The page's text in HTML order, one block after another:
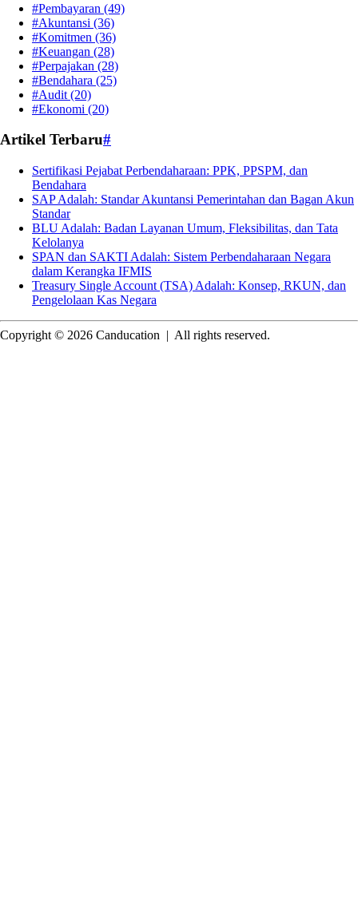
#Pembayaran (49)
#Akuntansi (36)
#Komitmen (36)
#Keuangan (28)
#Perpajakan (28)
#Bendahara (25)
#Audit (20)
#Ekonomi (20)
Artikel Terbaru#
Sertifikasi Pejabat Perbendaharaan: PPK, PPSPM, dan
Bendahara
SAP Adalah: Standar Akuntansi Pemerintahan dan Bagan Akun
Standar
BLU Adalah: Badan Layanan Umum, Fleksibilitas, dan Tata
Kelolanya
SPAN dan SAKTI Adalah: Sistem Perbendaharaan Negara
dalam Kerangka IFMIS
Treasury Single Account (TSA) Adalah: Konsep, RKUN, dan
Pengelolaan Kas Negara
Copyright © 2026 Canducation | All rights reserved.